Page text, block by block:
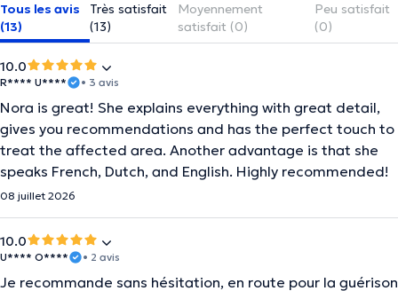
Tous les avis
(13)
Très satisfait
(13)
Moyennement
satisfait (0)
Peu satisfait
(0)
10.0
R**** U**** • 3 avis
Nora is great! She explains everything with great detail,
gives you recommendations and has the perfect touch to
treat the affected area. Another advantage is that she
speaks French, Dutch, and English. Highly recommended!
08 juillet 2026
10.0
U**** O**** • 2 avis
Je recommande sans hésitation, en route pour la guérison